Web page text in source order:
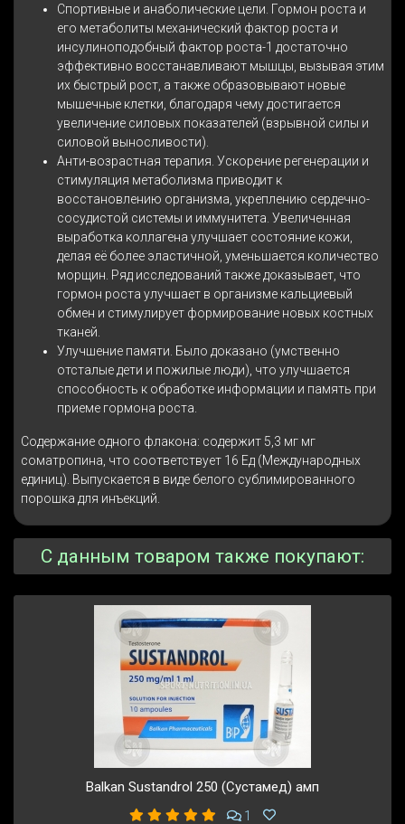
Спортивные и анаболические цели. Гормон роста и
его метаболиты механический фактор роста и
инсулиноподобный фактор роста-1 достаточно
эффективно восстанавливают мышцы, вызывая этим
их быстрый рост, а также образовывают новые
мышечные клетки, благодаря чему достигается
увеличение силовых показателей (взрывной силы и
силовой выносливости).
Анти-возрастная терапия. Ускорение регенерации и
стимуляция метаболизма приводит к
восстановлению организма, укреплению сердечно-
сосудистой системы и иммунитета. Увеличенная
выработка коллагена улучшает состояние кожи,
делая её более эластичной, уменьшается количество
морщин. Ряд исследований также доказывает, что
гормон роста улучшает в организме кальциевый
обмен и стимулирует формирование новых костных
тканей.
Улучшение памяти. Было доказано (умственно
отсталые дети и пожилые люди), что улучшается
способность к обработке информации и память при
приеме гормона роста.
Содержание одного флакона: содержит 5,3 мг мг
соматропина, что соответствует 16 Ед (Международных
единиц). Выпускается в виде белого сублимированного
порошка для инъекций.
С данным товаром также покупают:
Balkan Sustandrol 250 (Сустамед) амп
1